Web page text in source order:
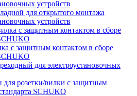
для открытого монтажа
устройств
с защитным контактом в сборе
для электроустановочных
для розетки/вилки с защитным
SCHUKO